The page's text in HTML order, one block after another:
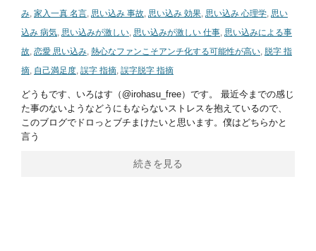
み, 家入一真 名言, 思い込み 事故, 思い込み 効果, 思い込み 心理学, 思い
込み 病気, 思い込みが激しい, 思い込みが激しい 仕事, 思い込みによる事
故, 恋愛 思い込み, 熱心なファンこそアンチ化する可能性が高い, 脱字 指
摘, 自己満足度, 誤字 指摘, 誤字脱字 指摘
どうもです、いろはす（@irohasu_free）です。 最近今までの感じ
た事のないようなどうにもならないストレスを抱えているので、
このブログでドロっとブチまけたいと思います。僕はどちらかと
言う
続きを見る